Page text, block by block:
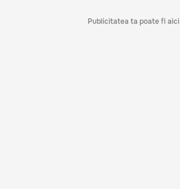
Publicitatea ta poate fi aici